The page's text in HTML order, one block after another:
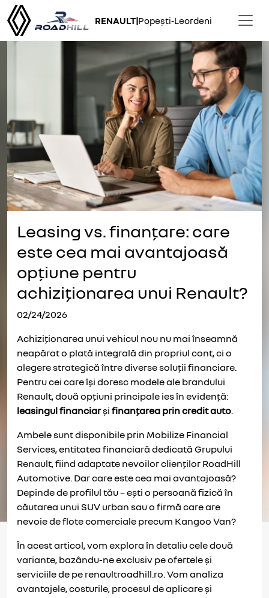
RENAULT|Popești-Leordeni
Leasing vs. finanțare: care
este cea mai avantajoasă
opțiune pentru
achiziționarea unui Renault?
02/24/2026
Achiziționarea unui vehicul nou nu mai înseamnă
neapărat o plată integrală din propriul cont, ci o
alegere strategică între diverse soluții financiare.
Pentru cei care își doresc modele ale brandului
Renault, două opțiuni principale ies în evidență:
leasingul financiarși finanțarea prin credit auto.
Ambele sunt disponibile prin Mobilize Financial
Services, entitatea financiară dedicată Grupului
Renault, fiind adaptate nevoilor clienților RoadHill
Automotive. Dar care este cea mai avantajoasă?
Depinde de profilul tău – ești o persoană fizică în
căutarea unui SUV urban sau o firmă care are
nevoie de flote comerciale precum Kangoo Van?
În acest articol, vom explora în detaliu cele două
variante, bazându-ne exclusiv pe ofertele și
serviciile de pe renaultroadhill.ro. Vom analiza
avantajele, costurile, procesul de aplicare și